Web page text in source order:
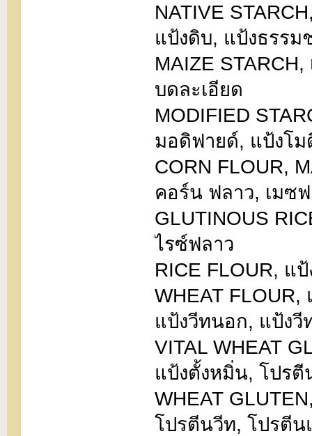
NATIVE
แป้งดิบ, แป้งธรรม
MAIZE
บดละเอียด
MODIFIED
มอดิฟายด์, แป้งโ
CORN FLOUR,
คอร์น ฟลาว, เมซ
GLUTINOUS
ไรซ์ฟลาว
RICE FLOUR, แ
WHEAT
แป้งวีทนอก, แป้งวี
VITAL WHEAT
แป้งตั้งหมิ่น, โปรตี
WHEAT
โปรตีนวีท, โปรตีน